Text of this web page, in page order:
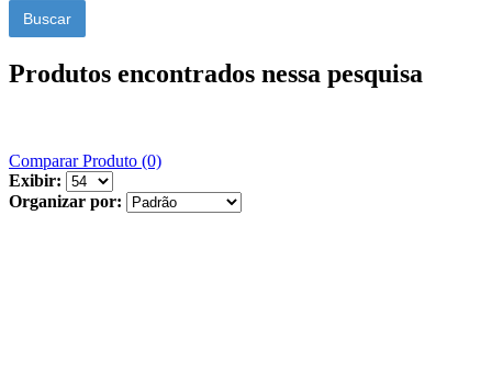
Produtos encontrados nessa pesquisa
Comparar Produto (0)
Exibir:
Organizar por: